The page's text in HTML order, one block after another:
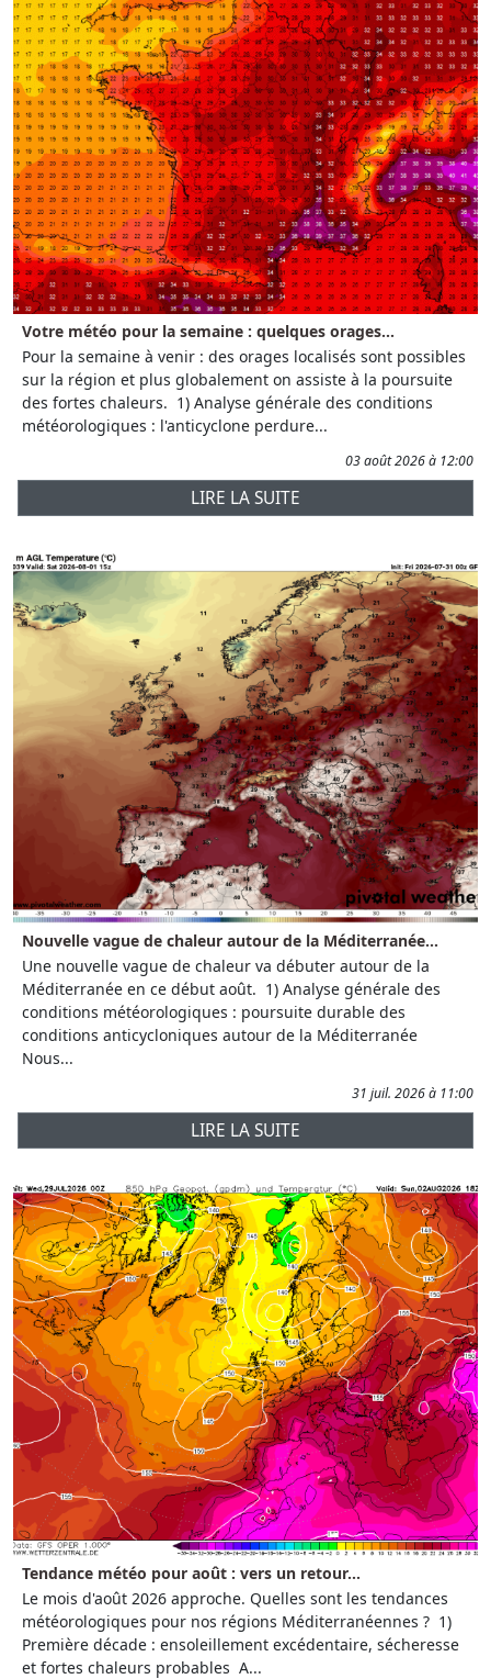
Votre météo pour la semaine : quelques orages...
Pour la semaine à venir : des orages localisés sont possibles
sur la région et plus globalement on assiste à la poursuite
des fortes chaleurs. 1) Analyse générale des conditions
météorologiques : l'anticyclone perdure...
03 août 2026 à 12:00
LIRE LA SUITE
Nouvelle vague de chaleur autour de la Méditerranée...
Une nouvelle vague de chaleur va débuter autour de la
Méditerranée en ce début août. 1) Analyse générale des
conditions météorologiques : poursuite durable des
conditions anticycloniques autour de la Méditerranée
Nous...
31 juil. 2026 à 11:00
LIRE LA SUITE
Tendance météo pour août : vers un retour...
Le mois d'août 2026 approche. Quelles sont les tendances
météorologiques pour nos régions Méditerranéennes ? 1)
Première décade : ensoleillement excédentaire, sécheresse
et fortes chaleurs probables A...